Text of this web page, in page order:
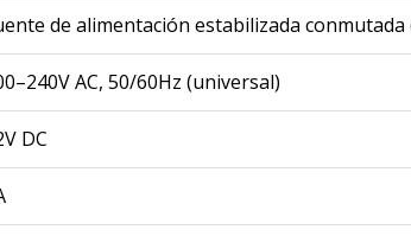
de alimentación estabilizada
AC, 50/60Hz (universal)
DC